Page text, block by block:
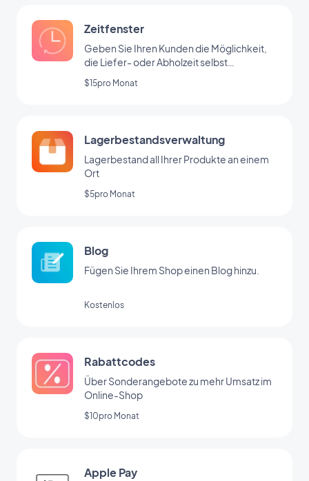
Zeitfenster
Geben Sie Ihren Kunden die Möglichkeit,
die Liefer- oder Abholzeit selbst
auszuwählen
$15pro Monat
Lagerbestandsverwaltung
Lagerbestand all Ihrer Produkte an einem
Ort
$5pro Monat
Blog
Fügen Sie Ihrem Shop einen Blog hinzu.
Kostenlos
Rabattcodes
Über Sonderangebote zu mehr Umsatz im
Online-Shop
$10pro Monat
Apple Pay